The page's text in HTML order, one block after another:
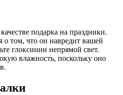
подарка на праздники.
о том, что он навредит вашей
глоксинии непрямой свет.
влажность, поскольку оно